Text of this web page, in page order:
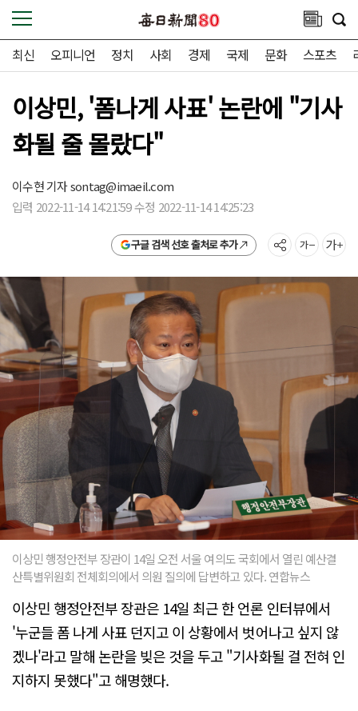
최신 오피니언 정치 사회 경제 국제 문화 스포츠
이상민, '폼나게 사표' 논란에 "기사
화될 줄 몰랐다"
이수현 기자sontag@imaeil.com
입력 2022-11-14 14:21:59 수정 2022-11-14 14:25:23
구글 검색 선호 출처로 추가
이상민 행정안전부 장관이 14일 오전 서울 여의도 국회에서 열린 예산결
산특별위원회 전체회의에서 의원 질의에 답변하고 있다. 연합뉴스
이상민 행정안전부 장관은 14일 최근 한 언론 인터뷰에서
'누군들 폼 나게 사표 던지고 이 상황에서 벗어나고 싶지 않
겠나'라고 말해 논란을 빚은 것을 두고 "기사화될 걸 전혀 인
지하지 못했다"고 해명했다.